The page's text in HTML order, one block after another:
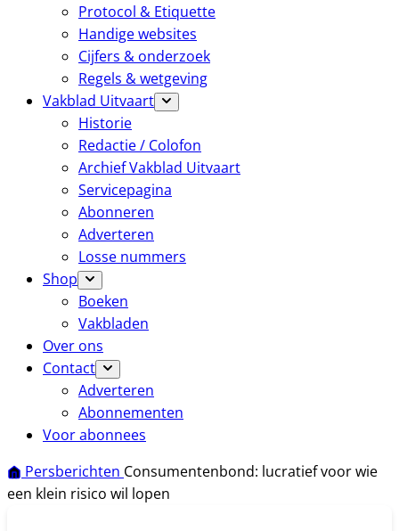
Protocol & Etiquette
Handige websites
Cijfers & onderzoek
Regels & wetgeving
Vakblad Uitvaart
Historie
Redactie / Colofon
Archief Vakblad Uitvaart
Servicepagina
Abonneren
Adverteren
Losse nummers
Shop
Boeken
Vakbladen
Over ons
Contact
Adverteren
Abonnementen
Voor abonnees
Persberichten Consumentenbond: lucratief voor wie
een klein risico wil lopen